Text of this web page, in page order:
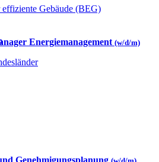
Gebäude (BEG)
Energiemanagement (w/d/m)
Genehmigungsplanung